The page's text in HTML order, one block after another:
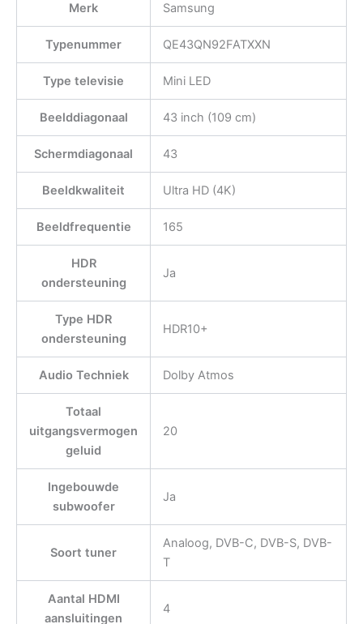
Merk
Samsung
Typenummer QE43QN92FATXXN
Type televisie Mini LED
Beelddiagonaal 43 inch (109 cm)
Schermdiagonaal 43
Beeldkwaliteit Ultra HD (4K)
Beeldfrequentie 165
HDR
ondersteuning
Ja
Type HDR
ondersteuning
HDR10+
Audio Techniek Dolby Atmos
Totaal
uitgangsvermogen
geluid
20
Ingebouwde
subwoofer
Ja
Soort tuner
Analoog, DVB-C, DVB-S, DVB-
T
Aantal HDMI
aansluitingen
4